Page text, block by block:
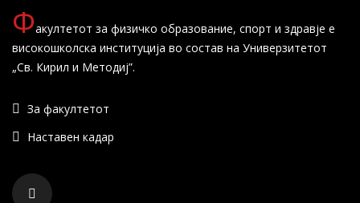
Факултетот за физичко образование, спорт и здравје е
високошколска институција во состав на Универзитетот
„Св. Кирил и Методиј”.
За факултетот
Наставен кадар